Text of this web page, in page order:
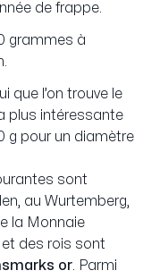
de frappe.
grammes à
que l’on trouve le
plus intéressante
g pour un diamètre
sont
au Wurtemberg,
la Monnaie
des rois sont
or . Parmi